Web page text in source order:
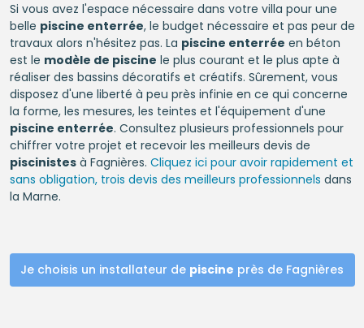
Si vous avez l'espace nécessaire dans votre villa pour une
belle piscine enterrée, le budget nécessaire et pas peur de
travaux alors n'hésitez pas. La piscine enterrée en béton
est le modèle de piscine le plus courant et le plus apte à
réaliser des bassins décoratifs et créatifs. Sûrement, vous
disposez d'une liberté à peu près infinie en ce qui concerne
la forme, les mesures, les teintes et l'équipement d'une
piscine enterrée. Consultez plusieurs professionnels pour
chiffrer votre projet et recevoir les meilleurs devis de
piscinistesà Fagnières. Cliquez ici pour avoir rapidement et
sans obligation, trois devis des meilleurs professionnels dans
la Marne.
Je choisis un installateur de piscine près de Fagnières